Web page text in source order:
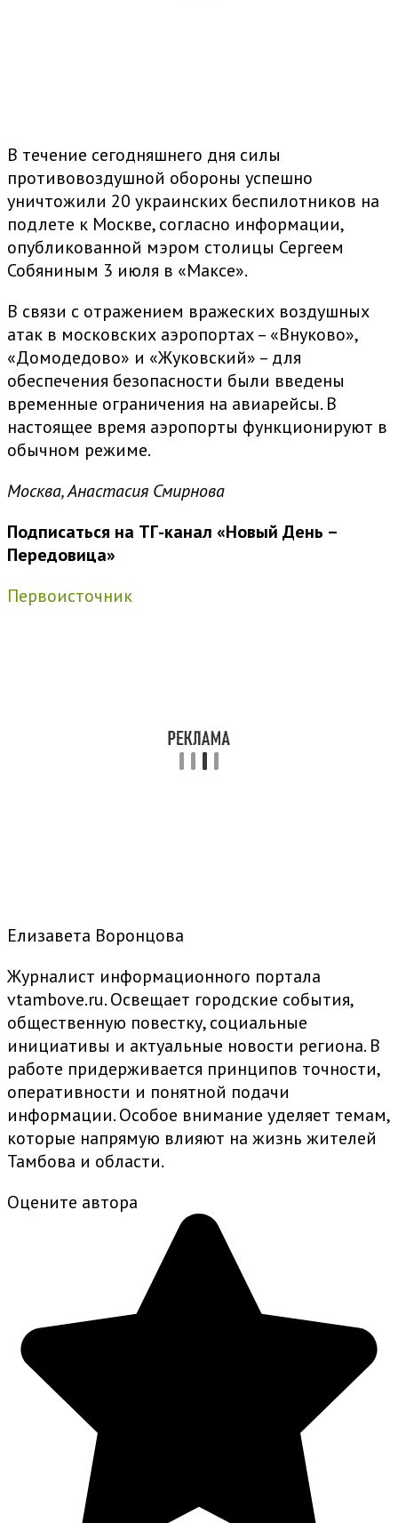
В течение сегодняшнего дня силы
противовоздушной обороны успешно
уничтожили 20 украинских беспилотников на
подлете к Москве, согласно информации,
опубликованной мэром столицы Сергеем
Собяниным 3 июля в «Максе».
В связи с отражением вражеских воздушных
атак в московских аэропортах – «Внуково»,
«Домодедово» и «Жуковский» – для
обеспечения безопасности были введены
временные ограничения на авиарейсы. В
настоящее время аэропорты функционируют в
обычном режиме.
Москва, Анастасия Смирнова
Подписаться на ТГ-канал «Новый День –
Передовица»
Первоисточник
Елизавета Воронцова
Журналист информационного портала
vtambove.ru. Освещает городские события,
общественную повестку, социальные
инициативы и актуальные новости региона. В
работе придерживается принципов точности,
оперативности и понятной подачи
информации. Особое внимание уделяет темам,
которые напрямую влияют на жизнь жителей
Тамбова и области.
Оцените автора